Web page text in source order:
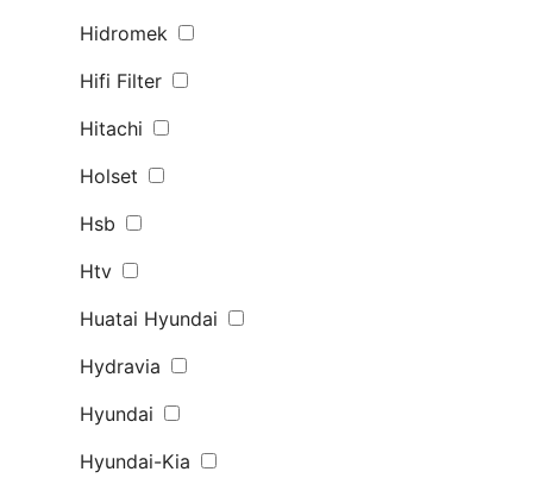
Hidromek
Hifi Filter
Hitachi
Holset
Hsb
Htv
Huatai Hyundai
Hydravia
Hyundai
Hyundai-Kia